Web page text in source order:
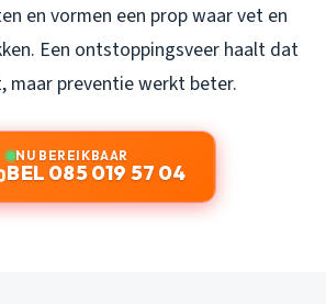
en vormen een prop waar vet en
Een ontstoppingsveer haalt dat
maar preventie werkt beter.
NU BEREIKBAAR
BEL 085 019 57 04